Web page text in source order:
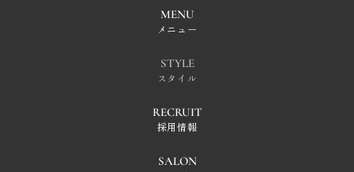
MENU
メニュー
STYLE
スタイル
RECRUIT
採用情報
SALON